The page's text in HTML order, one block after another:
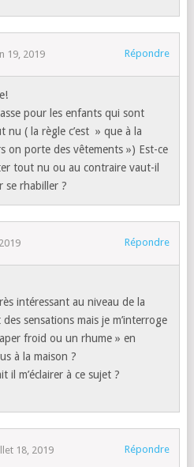
19, 2019 Répondre
pour les enfants qui sont
nu ( la règle c’est » que à la
on porte des vêtements ») Est-ce
tout nu ou au contraire vaut-il
se rhabiller ?
Répondre
intéressant au niveau de la
sensations mais je m’interroge
froid ou un rhume » en
à la maison ?
il m’éclairer à ce sujet ?
18, 2019 Répondre